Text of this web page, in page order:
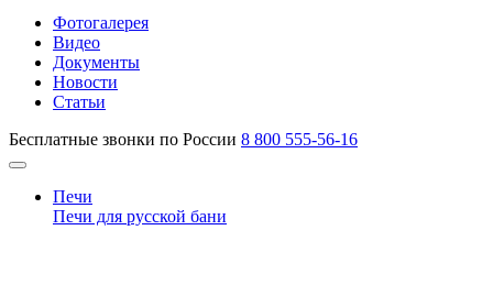
Фотогалерея
Видео
Документы
Новости
Статьи
Бесплатные звонки по России 8 800 555-56-16
Печи
Печи для русской бани